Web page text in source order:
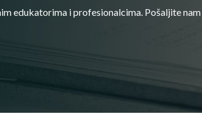
edukatorima i profesionalcima. Pošaljite